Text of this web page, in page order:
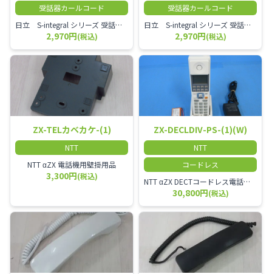
受話器カールコード
日立 S-integral シリーズ 受話器＋カールコード セット（白）／本商品は中古品となります。 写真では分かりにくいキズ・汚れなどの使用感があります。 経年変化で日焼けの色味が強くなる場合がございます。 予めご理解・ご了承頂きますようお願いいたします。
2,970円(税込)
受話器カールコード
日立 S-integral シリーズ 受話器＋カールコード セット（黒）／本商品は中古品となります。 写真では分かりにくいキズ・汚れなどの使用感があります。 経年変化で日焼けの色味が強くなる場合がございます。 予めご理解・ご了承頂きますようお願いいたします。
2,970円(税込)
ZX-TELカベカケ-(1)
NTT
NTT αZX 電話機用壁掛用品
3,300円(税込)
ZX-DECLDIV-PS-(1)(W)
NTT
コードレス
NTT αZX DECTコードレス電話機(ダイバーシティ方式)
30,800円(税込)